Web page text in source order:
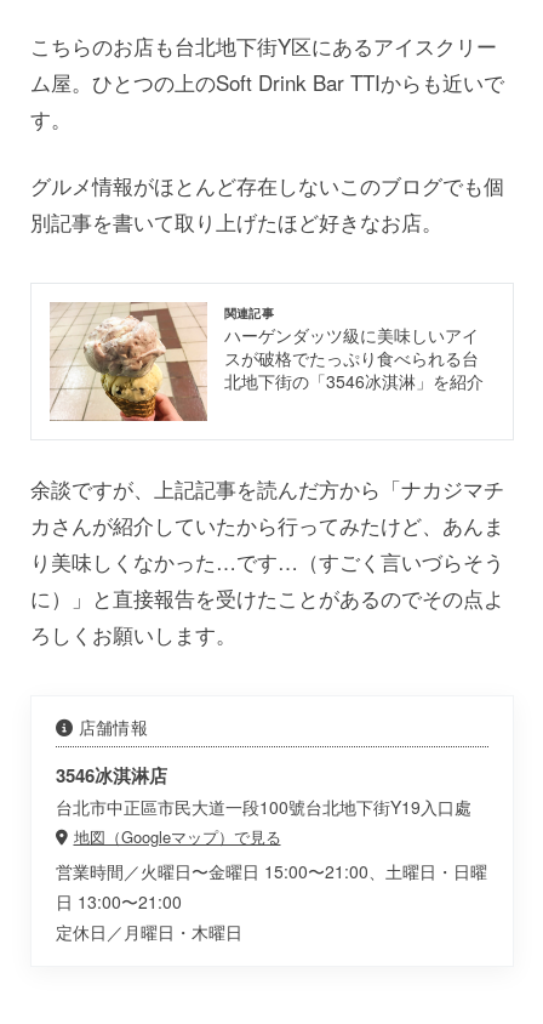
こちらのお店も台北地下街Y区にあるアイスクリー
ム屋。ひとつの上のSoft Drink Bar TTIからも近いで
す。
グルメ情報がほとんど存在しないこのブログでも個
別記事を書いて取り上げたほど好きなお店。
関連記事
ハーゲンダッツ級に美味しいアイ
スが破格でたっぷり食べられる台
北地下街の「3546冰淇淋」を紹介
余談ですが、上記記事を読んだ方から「ナカジマチ
カさんが紹介していたから行ってみたけど、あんま
り美味しくなかった…です…（すごく言いづらそう
に）」と直接報告を受けたことがあるのでその点よ
ろしくお願いします。
店舗情報
3546冰淇淋店
台北市中正區市民大道一段100號台北地下街Y19入口處
地図（Googleマップ）で見る
営業時間／火曜日〜金曜日 15:00〜21:00、土曜日・日曜
日 13:00〜21:00
定休日／月曜日・木曜日